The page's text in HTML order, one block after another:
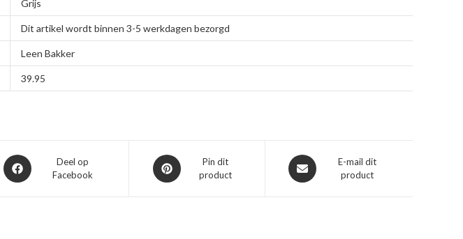
Grijs
Dit artikel wordt binnen 3-5 werkdagen bezorgd
Leen Bakker
39.95
Opent
in
Deel op
Facebook
Opent
in
Pin dit
product
Opent
in
E-mail dit
product